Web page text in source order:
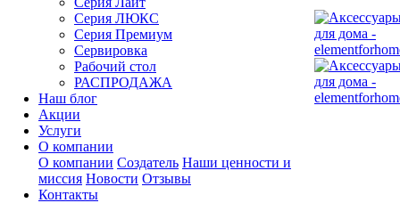
Серия ЛЮКС
Серия Премиум
Сервировка
Рабочий стол
РАСПРОДАЖА
Наш блог
Акции
Услуги
О компании
О компании Создатель Наши ценности и
миссия Новости Отзывы
Контакты